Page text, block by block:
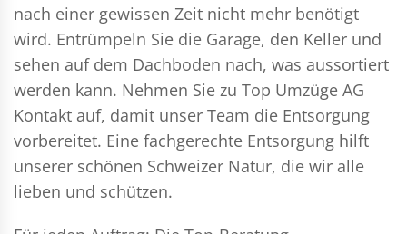
nach einer gewissen Zeit nicht mehr benötigt
wird. Entrümpeln Sie die Garage, den Keller und
sehen auf dem Dachboden nach, was aussortiert
werden kann. Nehmen Sie zu Top Umzüge AG
Kontakt auf, damit unser Team die Entsorgung
vorbereitet. Eine fachgerechte Entsorgung hilft
unserer schönen Schweizer Natur, die wir alle
lieben und schützen.